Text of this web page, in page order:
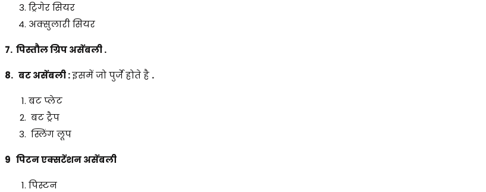
ट्रिगेर सियर
अक्सुलारी सियर
7. पिस्तौल ग्रिप असेंबली .
8. बट असेंबली :इसमें जो पुर्जे होते है .
बट प्लेट
बट ट्रैप
स्लिंग लूप
9 पिटन एक्सटेंशन असेंबली
पिस्टन